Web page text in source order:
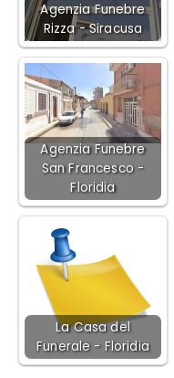
Agenzia Funebre
Rizza - Siracusa
Agenzia Funebre
San Francesco -
Floridia
La Casa del
Funerale - Floridia